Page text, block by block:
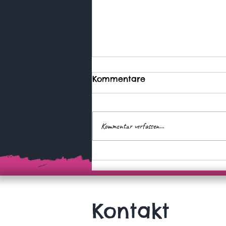
Wer zuerst kommt, ...
Kommentare
Kommentar verfassen...
Kontakt